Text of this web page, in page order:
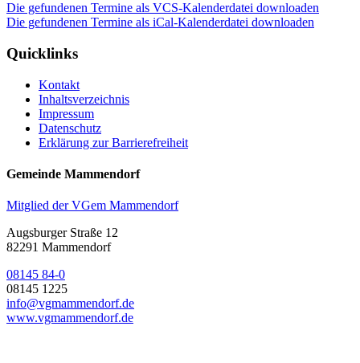
Die gefundenen Termine als VCS-Kalenderdatei downloaden
Die gefundenen Termine als iCal-Kalenderdatei downloaden
Quicklinks
Kontakt
Inhaltsverzeichnis
Impressum
Datenschutz
Erklärung zur Barrierefreiheit
Gemeinde Mammendorf
Mitglied der VGem Mammendorf
Augsburger Straße 12
82291 Mammendorf
08145 84-0
08145 1225
info@vgmammendorf.de
www.vgmammendorf.de